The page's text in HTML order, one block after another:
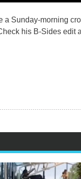
Sunday-morning
his B-Sides edit